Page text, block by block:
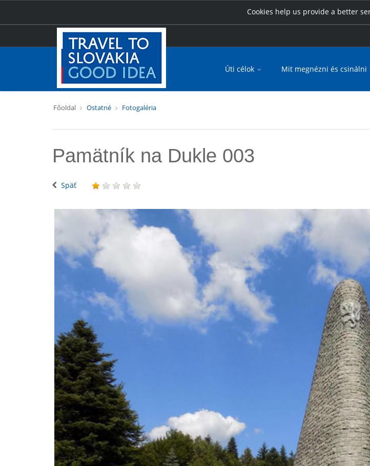
Cookies help us provide a better
Úti célok Mit megnézni és csinálni
Főoldal Ostatné Fotogaléria
Pamätník na Dukle 003
Späť